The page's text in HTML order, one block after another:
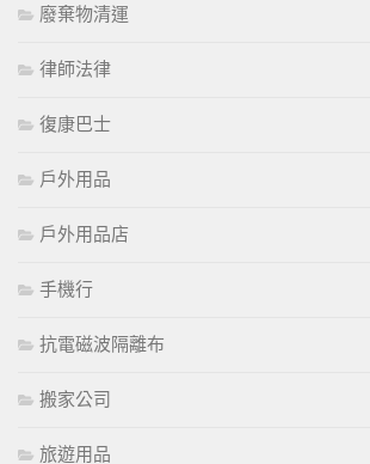
廢棄物清運
律師法律
復康巴士
戶外用品
戶外用品店
手機行
抗電磁波隔離布
搬家公司
旅遊用品